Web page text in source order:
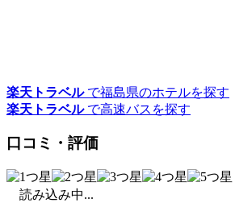
楽天トラベルで福島県のホテルを探す
楽天トラベルで高速バスを探す
口コミ・評価
読み込み中...